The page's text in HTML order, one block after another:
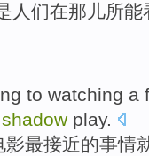
人们在那儿所能
to watching a
shadow play.
影最接近的事情